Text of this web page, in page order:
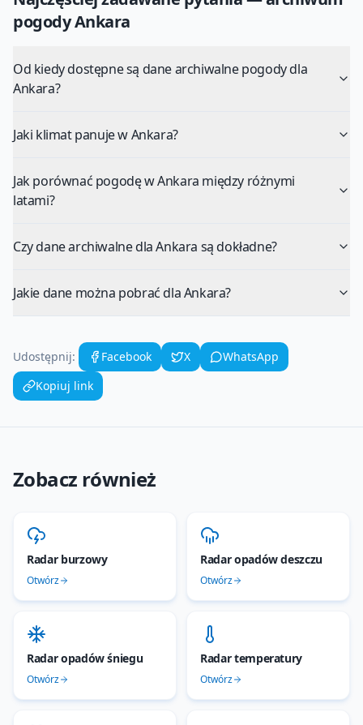
pogodyAnkara
Od kiedy dostępne są dane archiwalne pogody dla
Ankara?
Jaki klimat panuje w Ankara?
Jak porównać pogodę w Ankara między różnymi
latami?
Czy dane archiwalne dla Ankara są dokładne?
Jakie dane można pobrać dla Ankara?
Udostępnij: Facebook X
WhatsApp
Kopiuj link
Zobacz również
Radar burzowy
Otwórz
Radar opadów deszczu
Otwórz
Radar opadów śniegu
Otwórz
Radar temperatury
Otwórz